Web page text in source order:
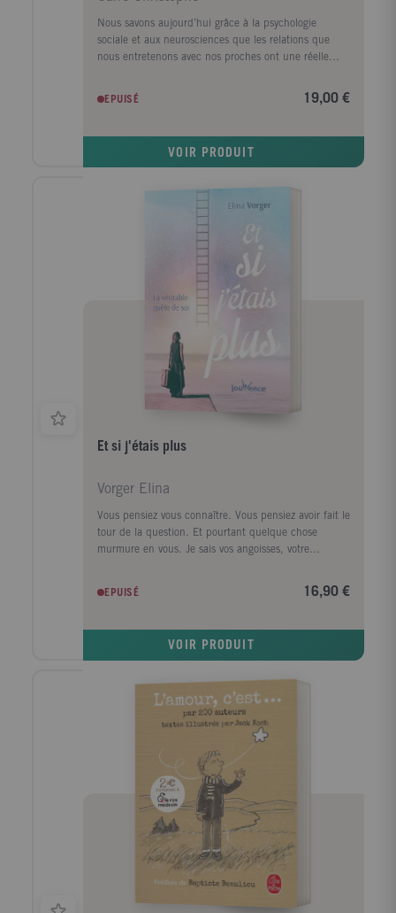
Textes traduits du norvégien par Naïd Mubalegh, et
de l'anglais par Pierre Madelin, sous la direction
scientifi que de et révisés par Hicham-Stéphane
Nous savons aujourd’hui grâce à la psychologie
sociale et aux neurosciences que les relations que
nous entretenons avec nos proches ont une réelle
et notre longévité.Si l’isolement augmente de manière
considérable les risques d’inflammation, de maladies
relationnels de qualité, se sentent aimées, reconnues,
sont moins vulnérables à la maladie.S’inspirant de
psychologie positive et de la systémique cet ouvrage
propose des pistes et des outils pour entretenir des
relations plus humaines, renforcer les liens fragilisés
mais aussi nous libérer de relations qui nous
EPUISÉ 19,00 €
VOIR PRODUIT
Et si j'étais plus
Vorger Elina
Vous pensiez vous connaître. Vous pensiez avoir fait le
tour de la question. Et pourtant quelque chose
murmure en vous. Je sais vos angoisses, votre
parlé et qui pourtant ne vous quitte pas. Elle est là
plus ?" Et si j'étais plus est sans doute l'un des livres
ses messages que par la lumière de ses méditations.
Il vous invite avec amour et sans détournement à vous
poser la seule et unique question qui compte
vraiment : Qui êtes-vous ? Au-delà de vos masques,
au-delà de vos faux-semblants, au-delà même du
temps qui passe... Retrouvez votre véritable identité.
D'enseignements théoriques en histoires vécues,
d'exercices guidés en envolées inspirées, Elina Vorger
vous accompagne sur le chemin de votre
transformation intérieure. Cet ouvrage pionnier d'une
rare beauté, à mi-chemin entre développement
personnel et éveil de conscience, ouvre la voie à une
toute nouvelle spiritualité : la vôtre.
EPUISÉ 16,90 €
VOIR PRODUIT